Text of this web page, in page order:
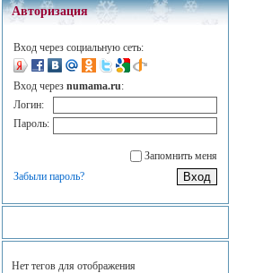
Авторизация
Вход через социальную сеть:
Вход через numama.ru:
Логин:
Пароль:
Запомнить меня
Забыли пароль?
Нет тегов для отображения